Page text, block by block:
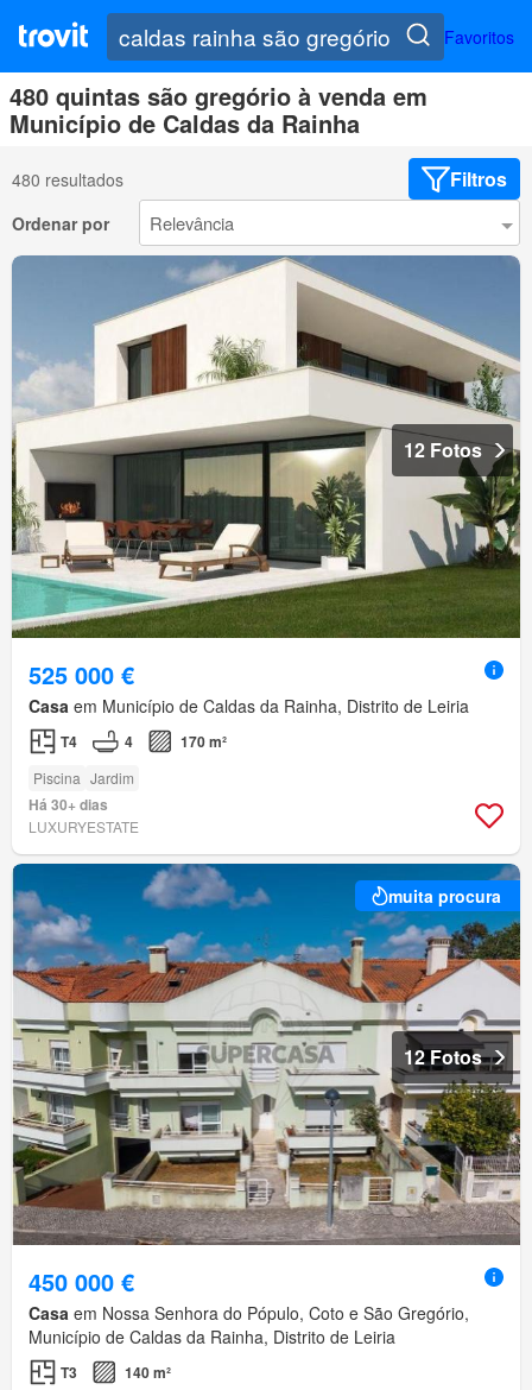
Favoritos
480 quintas são gregório à venda em
Município de Caldas da Rainha
480 resultados Filtros
Ordenar por
12 Fotos
525 000 €
Casa em Município de Caldas da Rainha, Distrito de Leiria
T4 4 170 m²
Piscina Jardim
Há 30+ dias
LUXURYESTATE
muita procura
12 Fotos
450 000 €
Casa em Nossa Senhora do Pópulo, Coto e São Gregório,
Município de Caldas da Rainha, Distrito de Leiria
T3 140 m²